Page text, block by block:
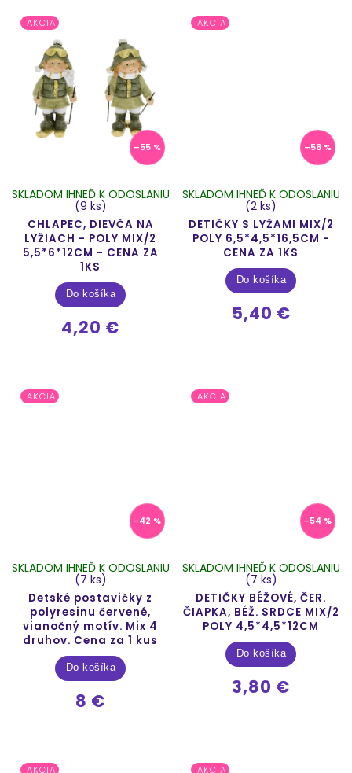
AKCIA
–55 %
CHLAPEC, DIEVČA NA
LYŽIACH - POLY MIX/2
5,5*6*12CM - CENA ZA
1KS
SKLADOM IHNEĎ K ODOSLANIU
(9 ks)
4,20 €
Do košíka
AKCIA
–58 %
DETIČKY S LYŽAMI MIX/2
POLY 6,5*4,5*16,5CM -
CENA ZA 1KS
SKLADOM IHNEĎ K ODOSLANIU
(2 ks)
5,40 €
Do košíka
AKCIA
–42 %
Detské postavičky z
polyresinu červené,
vianočný motív. Mix 4
druhov. Cena za 1 kus
SKLADOM IHNEĎ K ODOSLANIU
(7 ks)
8 €
Do košíka
AKCIA
–54 %
DETIČKY BÉŽOVÉ, ČER.
ČIAPKA, BÉŽ. SRDCE MIX/2
POLY 4,5*4,5*12CM
SKLADOM IHNEĎ K ODOSLANIU
(7 ks)
3,80 €
Do košíka
AKCIA AKCIA